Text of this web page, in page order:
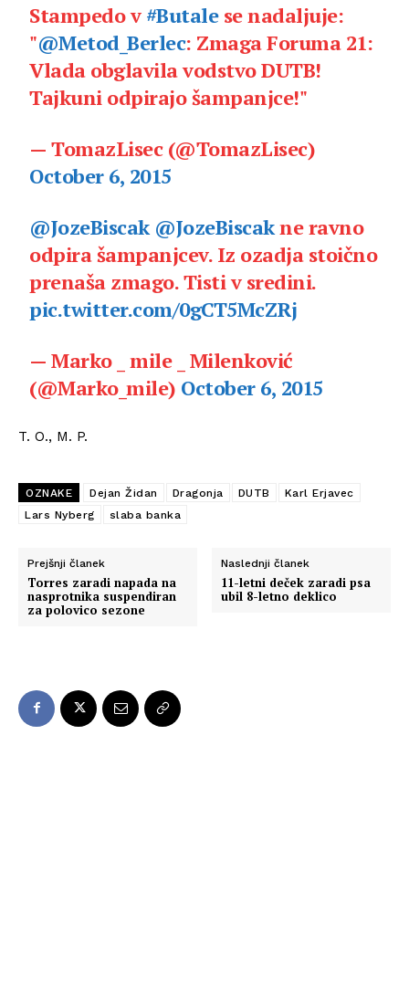
Stampedo v #Butalese nadaljuje:
"@Metod_Berlec: Zmaga Foruma 21:
Vlada obglavila vodstvo DUTB!
Tajkuni odpirajo šampanjce!"
— TomazLisec (@TomazLisec)
October 6, 2015
@JozeBiscak @JozeBiscakne ravno
odpira šampanjcev. Iz ozadja stoično
prenaša zmago. Tisti v sredini.
pic.twitter.com/0gCT5McZRj
— Marko _ mile _ Milenković
(@Marko_mile) October 6, 2015
T. O., M. P.
OZNAKE Dejan Židan Dragonja DUTB
Karl Erjavec
Lars Nyberg
slaba banka
Prejšnji članek
Torres zaradi napada na
nasprotnika suspendiran
za polovico sezone
Naslednji članek
11-letni deček zaradi psa
ubil 8-letno deklico